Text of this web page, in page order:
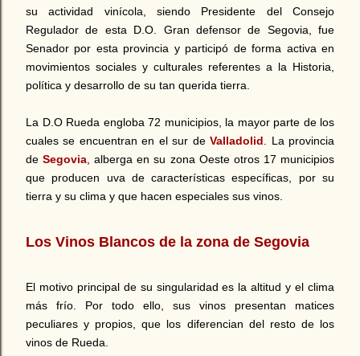
su actividad vinícola, siendo Presidente del Consejo
Regulador de esta D.O. Gran defensor de Segovia, fue
Senador por esta provincia y participó de forma activa en
movimientos sociales y culturales referentes a la Historia,
política y desarrollo de su tan querida tierra.
La D.O Rueda engloba 72 municipios, la mayor parte de los
cuales se encuentran en el sur deValladolid . La provincia
deSegovia , alberga en su zona Oeste otros 17 municipios
que producen uva de características específicas, por su
tierra y su clima y que hacen especiales sus vinos.
Los Vinos Blancos de la zona de Segovia
El motivo principal de su singularidad es la altitud y el clima
más frío. Por todo ello, sus vinos presentan matices
peculiares y propios, que los diferencian del resto de los
vinos de Rueda.